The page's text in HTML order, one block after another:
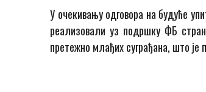
У очекивању одговора на будуће
реализовали уз подршку ФБ
претежно млађих суграђана, што